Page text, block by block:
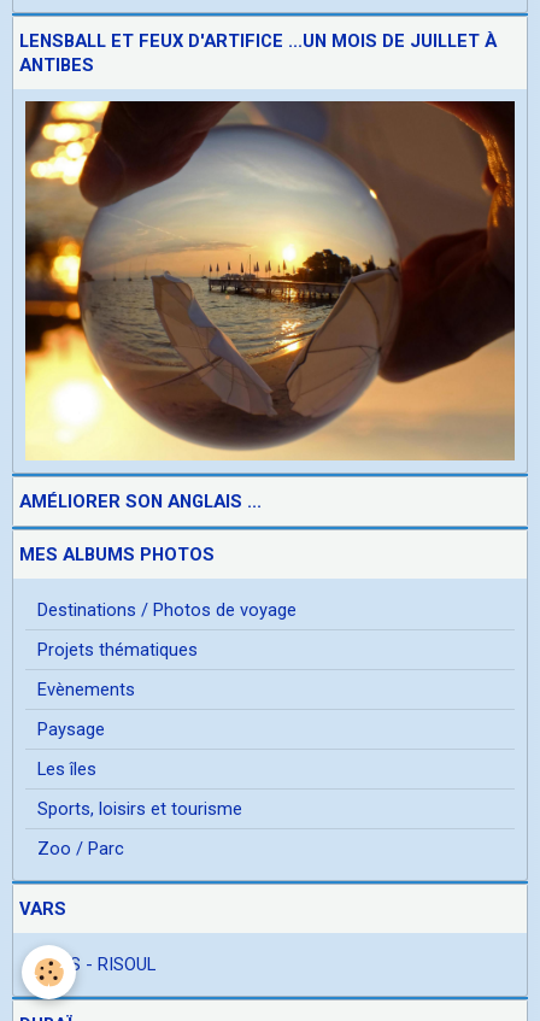
LENSBALL ET FEUX D'ARTIFICE ...UN MOIS DE JUILLET À
ANTIBES
AMÉLIORER SON ANGLAIS ...
MES ALBUMS PHOTOS
Destinations / Photos de voyage
Projets thématiques
Evènements
Paysage
Les îles
Sports, loisirs et tourisme
Zoo / Parc
VARS
VARS - RISOUL